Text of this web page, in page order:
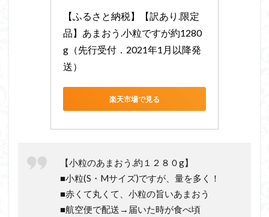
【ふるさと納税】【訳あり.限定
品】あまおう.小粒ですが約1280
g（先行受付．2021年1月以降発
送）
楽天市場で見る
【小粒のあまおう.約１２８０g】
■小粒(S・Mサイズ)ですが、量を多く！
■赤くて丸くて、小粒の旨いあまおう
■航空便で配送→届いた時が食べ頃